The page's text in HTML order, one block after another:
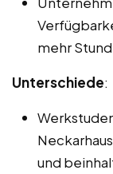
mehr
Unterschiede:
und